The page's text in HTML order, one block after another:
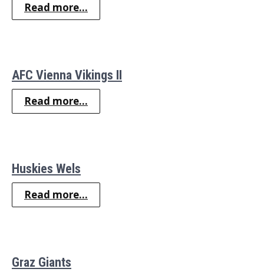
Read more...
AFC Vienna Vikings II
Read more...
Huskies Wels
Read more...
Graz Giants